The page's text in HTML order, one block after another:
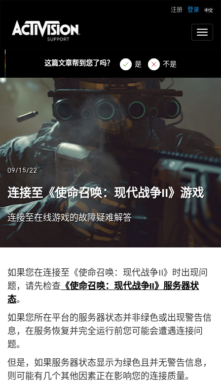
登录
注册
这篇文章帮到您了吗？ 是 不是
09/15/22
连接至《使命召唤：现代战争II》游戏
连接至在线游戏的故障疑难解答
如果您在连接至《使命召唤：现代战争II》时出现问
题，请先检查 《使命召唤：现代战争II》服务器状
态。
如果您所在平台的服务器状态并非绿色或出现警告信
息，在服务恢复并完全运行前您可能会遭遇连接问
题。
但是，如果服务器状态显示为绿色且并无警告信息，
则可能有几个其他因素正在影响您的连接质量。